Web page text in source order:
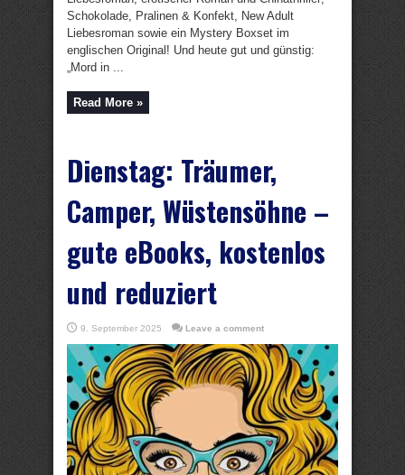
Schokolade, Pralinen & Konfekt, New Adult
Liebesroman sowie ein Mystery Boxset im
englischen Original! Und heute gut und günstig:
„Mord in ...
Read More »
Dienstag: Träumer,
Camper, Wüstensöhne –
gute eBooks, kostenlos
und reduziert
9. September 2025 Leave a comment